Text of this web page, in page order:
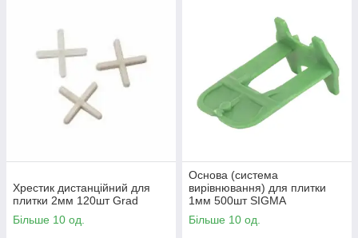
Хрестик дистанційний для
плитки 2мм 120шт Grad
Більше 10 од.
Основа (система
вирівнювання) для плитки
1мм 500шт SIGMA
Більше 10 од.